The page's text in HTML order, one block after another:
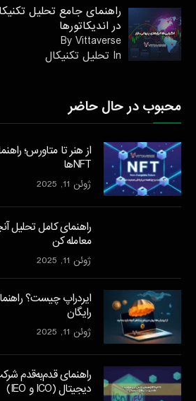
راهنمای جامع تحلیل
در اندیکاتورها
By Vittaverse
In تحليل تكنيكال
محبوب در حال حاضر
از هنر تا متاورس؛
NFTها
ژوئن 11, 2025
راهنمای کامل تحلیل
معامله کن
ژوئن 11, 2025
ایردراپ چیست؟
رایگان
ژوئن 11, 2025
راهنمای قدم‌به‌قدم
دیجیتال (ICO و IEO)